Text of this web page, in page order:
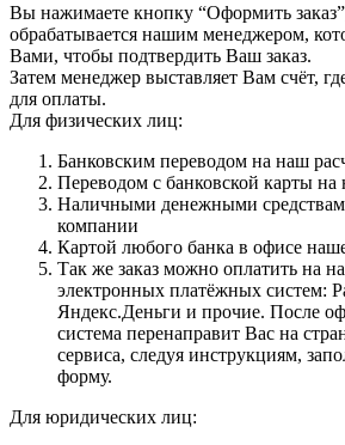
Вы нажимаете кнопку “Оформить
обрабатывается нашим менеджером,
Вами, чтобы подтвердить Ваш заказ.
Затем менеджер выставляет Вам счёт,
для оплаты.
Для физических лиц:
Банковским переводом на наш
Переводом с банковской карты на
Наличными денежными
компании
Картой любого банка в офисе
Так же заказ можно оплатить на
электронных платёжных систем:
Яндекс.Деньги и прочие. После
система перенаправит Вас на
сервиса, следуя инструкциям,
форму.
Для юридических лиц: